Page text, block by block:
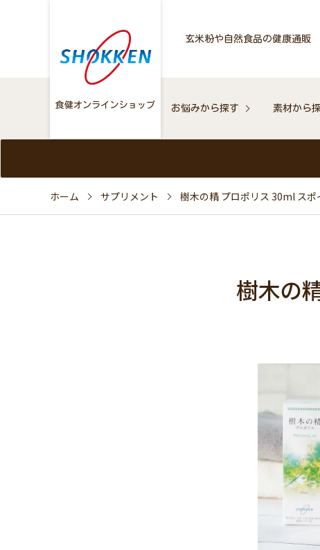
玄米粉や自然食品の健康通販
お悩みから探す 素材から
ホーム サプリメント 樹木の精 プロポリス 30ml スポ
樹木の